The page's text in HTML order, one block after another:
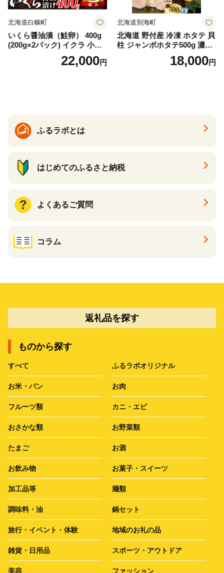
北海道白糠町
いくら醤油漬（鮭卵） 400g
(200g×2パック) イクラ 小分
け いくら醤油漬 鮭いくら い
くら醤油漬け 鮭 鮭卵 ikura
22,000円
北海道別海町
北海道 野付産 冷凍 ホタテ 貝
柱 ジャンボホタテ500g 濃厚
な旨味と甘み （ほたて ホタ
テ 帆立 貝柱 ホタテ貝柱 大玉
18,000円
ふるラボとは
はじめてのふるさと納税
よくあるご質問
コラム
返礼品を探す
ものから探す
すべて ふるラボオリジナル
お米・パン お肉
フルーツ類 カニ・エビ
おさかな類 お野菜類
たまご お酒
お飲み物 お菓子・スイーツ
加工品等 麺類
調味料・油 鍋セット
旅行・イベント・体験 地域のお礼の品
雑貨・日用品 スポーツ・アウトドア
美容 ファッション